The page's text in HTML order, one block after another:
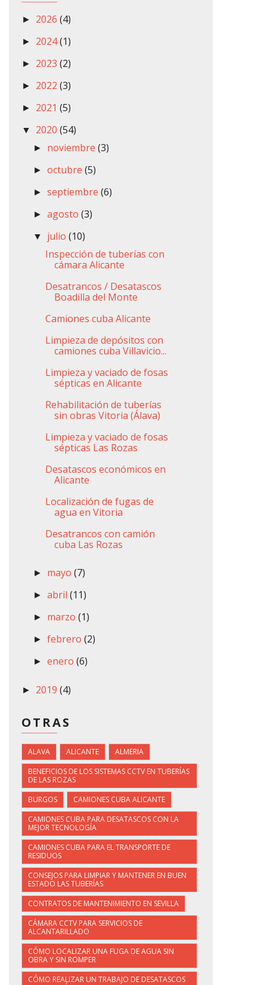
► 2026 (4)
► 2024(1)
► 2023 (2)
► 2022 (3)
► 2021 (5)
▼ 2020 (54)
► noviembre(3)
►octubre(5)
►septiembre(6)
►agosto(3)
▼ julio(10)
Inspección de tuberías con
cámara Alicante
Desatrancos / Desatascos
Boadilla del Monte
Camiones cuba Alicante
Limpieza de depósitos con
camiones cuba Villavicio...
Limpieza y vaciado de fosas
sépticas en Alicante
Rehabilitación de tuberías
sin obras Vitoria (Álava)
Limpieza y vaciado de fosas
sépticas Las Rozas
Desatascos económicos en
Alicante
Localización de fugas de
agua en Vitoria
Desatrancos con camión
cuba Las Rozas
► mayo(7)
►abril(11)
► marzo(1)
►febrero(2)
►enero(6)
► 2019 (4)
OTRAS
ALAVA ALICANTE
ALMERIA
BENEFICIOS DE LOS SISTEMAS CCTV EN TUBERÍAS
DE LAS ROZAS
BURGOS
CAMIONES CUBA ALICANTE
CAMIONES CUBA PARA DESATASCOS CON LA
MEJOR TECNOLOGÍA
CAMIONES CUBA PARA EL TRANSPORTE DE
RESIDUOS
CONSEJOS PARA LIMPIAR Y MANTENER EN BUEN
ESTADO LAS TUBERÍAS
CONTRATOS DE MANTENIMIENTO EN SEVILLA
CÁMARA CCTV PARA SERVICIOS DE
ALCANTARILLADO
CÓMO LOCALIZAR UNA FUGA DE AGUA SIN
OBRA Y SIN ROMPER
CÓMO REALIZAR UN TRABAJO DE DESATASCOS